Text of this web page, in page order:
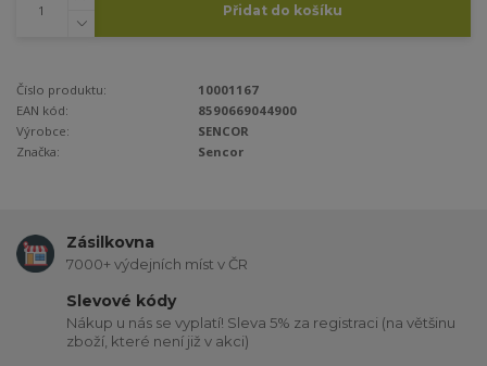
Přidat do košíku
Číslo produktu:
10001167
EAN kód:
8590669044900
Výrobce:
SENCOR
Značka:
Sencor
Zásilkovna
7000+ výdejních míst v ČR
Slevové kódy
Nákup u nás se vyplatí! Sleva 5% za registraci (na většinu
zboží, které není již v akci)